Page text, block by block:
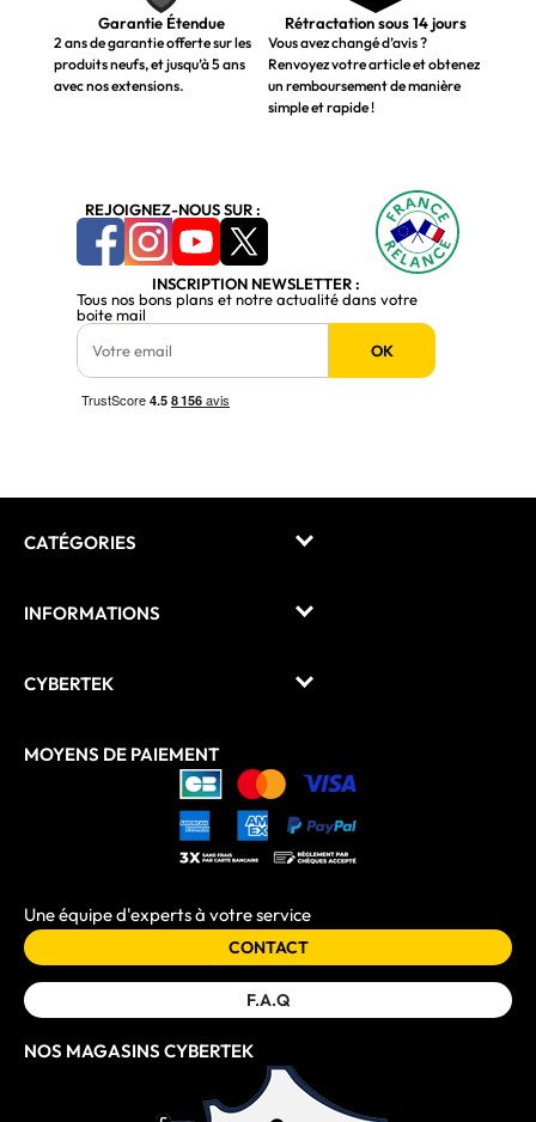
Garantie Étendue
2 ans de garantie offerte sur les
produits neufs, et jusqu’à 5 ans
avec nos extensions.
Rétractation sous 14 jours
Vous avez changé d’avis ?
Renvoyez votre article et obtenez
un remboursement de manière
simple et rapide !
REJOIGNEZ-NOUS SUR :
INSCRIPTION NEWSLETTER :
Tous nos bons plans et notre actualité dans votre
boite mail
OK
CATÉGORIES
INFORMATIONS
CYBERTEK
MOYENS DE PAIEMENT
Une équipe d'experts à votre service
CONTACT
F.A.Q
NOS MAGASINS CYBERTEK